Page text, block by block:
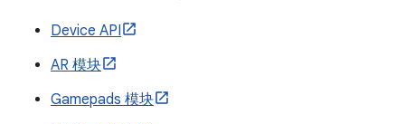
Device API
AR 模块
Gamepads 模块